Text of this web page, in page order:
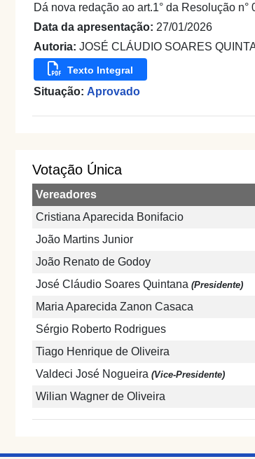
Dá nova redação ao art.1° da Resolução
Data da apresentação: 27/01/2026
Autoria: JOSÉ CLÁUDIO SOARES
Texto Integral
Situação: Aprovado
Votação Única
Vereadores
Cristiana Aparecida Bonifacio
João Martins Junior
João Renato de Godoy
José Cláudio Soares Quintana (Presidente)
Maria Aparecida Zanon Casaca
Sérgio Roberto Rodrigues
Tiago Henrique de Oliveira
Valdeci José Nogueira (Vice-Presidente)
Wilian Wagner de Oliveira